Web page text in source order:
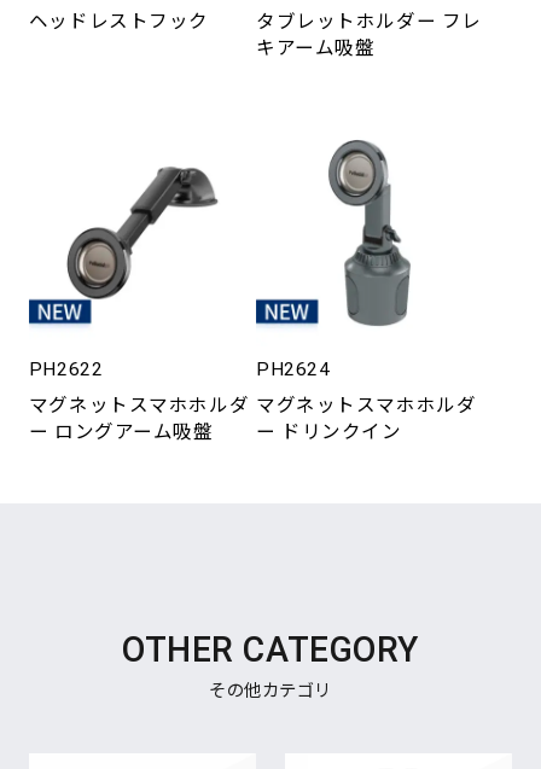
ヘッドレストフック
タブレットホルダー フレ
キアーム吸盤
PH2622
マグネットスマホホルダ
ー ロングアーム吸盤
PH2624
マグネットスマホホルダ
ー ドリンクイン
OTHER CATEGORY
その他カテゴリ